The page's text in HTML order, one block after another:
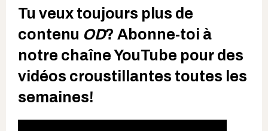
Tu veux toujours plus de
contenu OD? Abonne-toi à
notre chaîne YouTube pour des
vidéos croustillantes toutes les
semaines!